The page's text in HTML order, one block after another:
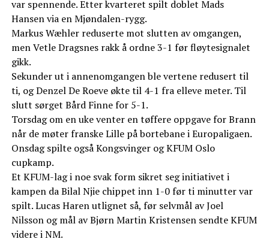
var spennende. Etter kvarteret spilt doblet Mads
Hansen via en Mjøndalen-rygg.
Markus Wæhler reduserte mot slutten av omgangen,
men Vetle Dragsnes rakk å ordne 3-1 før fløytesignalet
gikk.
Sekunder ut i annenomgangen ble vertene redusert til
ti, og Denzel De Roeve økte til 4-1 fra elleve meter. Til
slutt sørget Bård Finne for 5-1.
Torsdag om en uke venter en tøffere oppgave for Brann
når de møter franske Lille på bortebane i Europaligaen.
Onsdag spilte også Kongsvinger og KFUM Oslo
cupkamp.
Et KFUM-lag i noe svak form sikret seg initiativet i
kampen da Bilal Njie chippet inn 1-0 før ti minutter var
spilt. Lucas Haren utlignet så, før selvmål av Joel
Nilsson og mål av Bjørn Martin Kristensen sendte KFUM
videre i NM.